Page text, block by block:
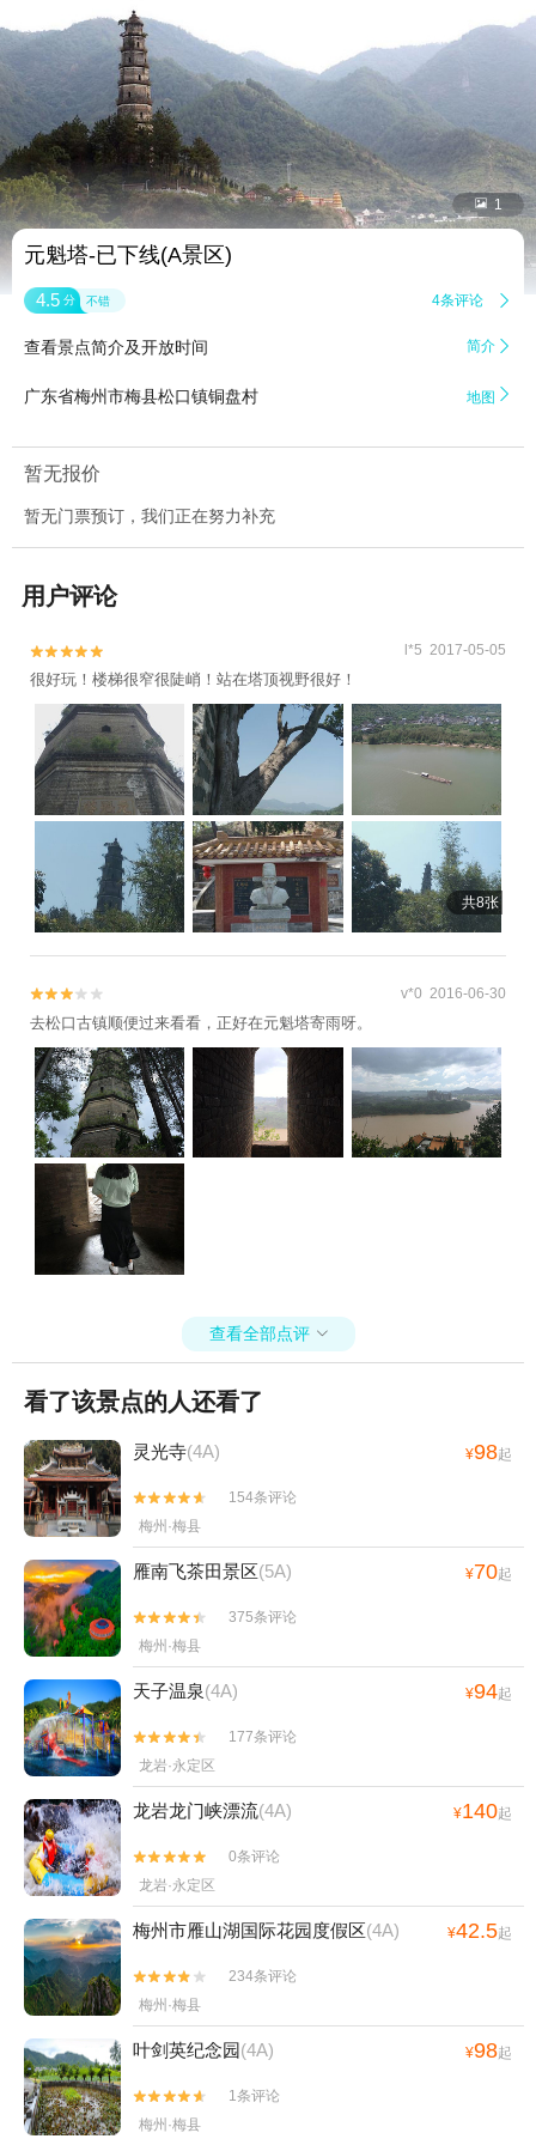
 1
元魁塔-已下线(A景区)
4.5 分 不错 4条评论 
查看景点简介及开放时间 简介 
广东省梅州市梅县松口镇铜盘村 地图 
暂无报价
暂无门票预订，我们正在努力补充
用户评论

 l*5 2017-05-05
很好玩！楼梯很窄很陡峭！站在塔顶视野很好！
共8张

 v*0 2016-06-30
去松口古镇顺便过来看看，正好在元魁塔寄雨呀。
查看全部点评 
看了该景点的人还看了
灵光寺(4A) ¥98起


154条评论
梅州·梅县
雁南飞茶田景区(5A) ¥70起


375条评论
梅州·梅县
天子温泉(4A) ¥94起


177条评论
龙岩·永定区
龙岩龙门峡漂流(4A) ¥140起


0条评论
龙岩·永定区
梅州市雁山湖国际花园度假区(4A) ¥42.5起


234条评论
梅州·梅县
叶剑英纪念园(4A) ¥98起


1条评论
梅州·梅县
